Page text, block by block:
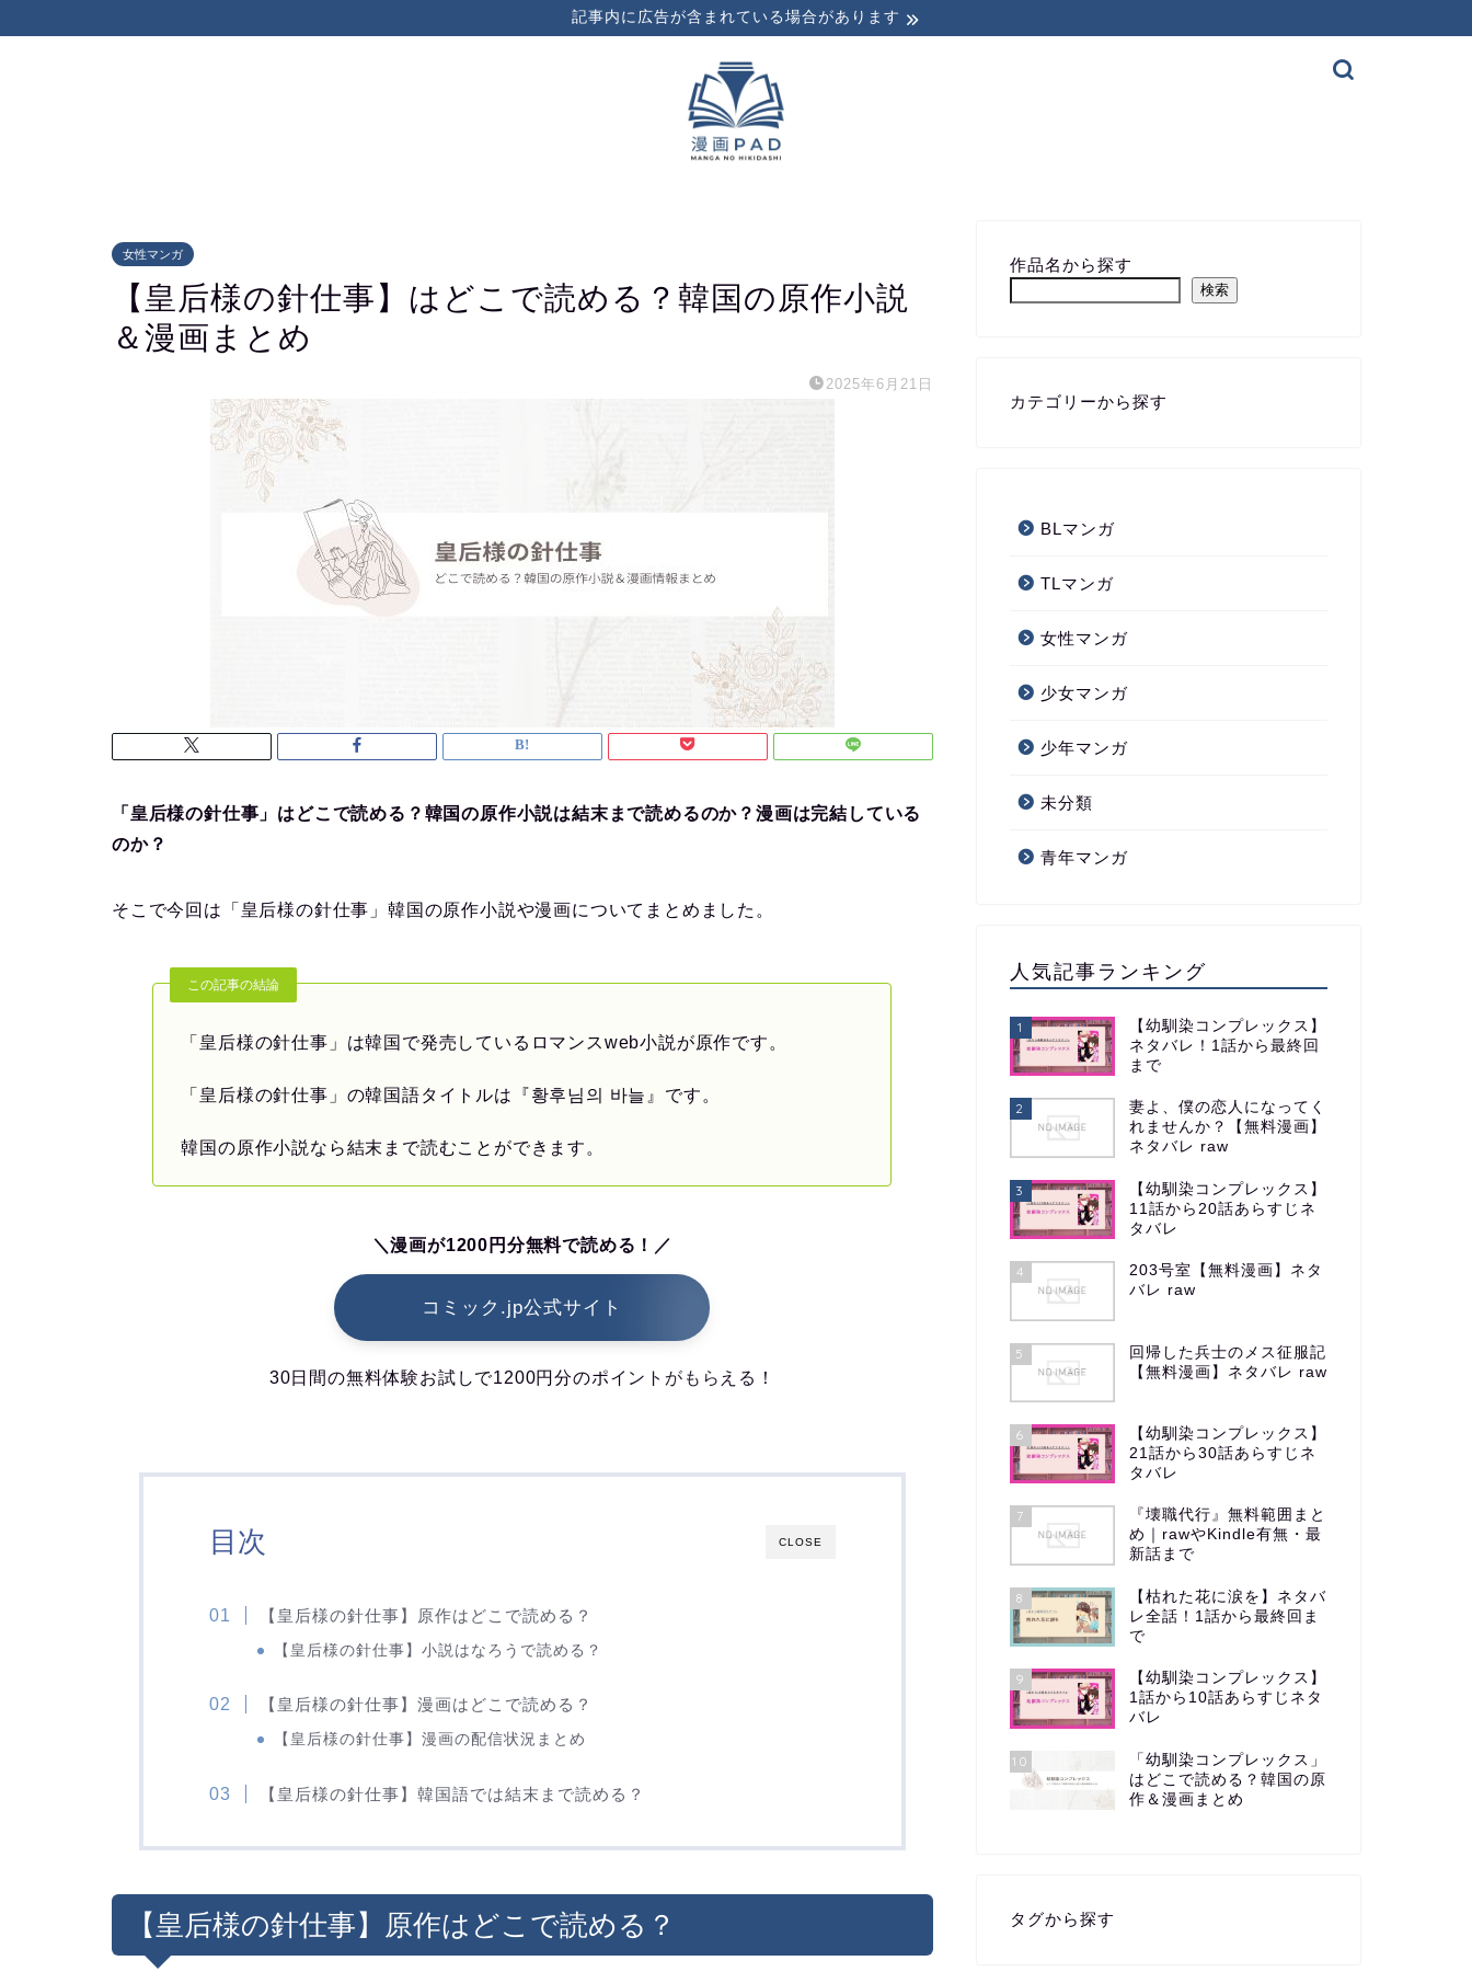
記事内に広告が含まれている場合があります
女性マンガ
【皇后様の針仕事】はどこで読める？韓国の原作小説
＆漫画まとめ
2025年6月21日
「 皇后様の針仕事 」はどこで読める？韓国の原作小説は結末まで読めるのか？漫画は完結している
のか？
そこで今回は「皇后様の針仕事」韓国の原作小説や漫画についてまとめました。
この記事の結論
「皇后様の針仕事」は韓国で発売しているロマンスweb小説が原作です。
「皇后様の針仕事」の韓国語タイトルは『황후님의 바늘』です。
韓国の原作小説なら結末まで読むことができます。
＼漫画が1200円分無料で読める！／
コミック.jp公式サイト
30日間の無料体験お試しで1200円分のポイントがもらえる！
CLOSE
目次
【皇后様の針仕事】原作はどこで読める？
【皇后様の針仕事】小説はなろうで読める？
【皇后様の針仕事】漫画はどこで読める？
【皇后様の針仕事】漫画の配信状況まとめ
【皇后様の針仕事】韓国語では結末まで読める？
【皇后様の針仕事】原作はどこで読める？
作品名から探す
検索
カテゴリーから探す
BLマンガ
TLマンガ
女性マンガ
少女マンガ
少年マンガ
未分類
青年マンガ
人気記事ランキング
1
【幼馴染コンプレックス】
ネタバレ！1話から最終回
まで
2
妻よ、僕の恋人になってく
れませんか？【無料漫画】
ネタバレ raw
3
【幼馴染コンプレックス】
11話から20話あらすじネ
タバレ
4
203号室【無料漫画】ネタ
バレ raw
5
回帰した兵士のメス征服記
【無料漫画】ネタバレ raw
6
【幼馴染コンプレックス】
21話から30話あらすじネ
タバレ
7
『壊職代行』無料範囲まと
め｜rawやKindle有無・最
新話まで
8
【枯れた花に涙を】ネタバ
レ全話！1話から最終回ま
で
9
【幼馴染コンプレックス】
1話から10話あらすじネタ
バレ
10
「幼馴染コンプレックス」
はどこで読める？韓国の原
作＆漫画まとめ
タグから探す